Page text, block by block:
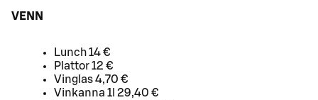
VENN
Lunch 14 €
Plattor 12 €
Vinglas 4,70 €
Vinkanna 1l 29,40 €